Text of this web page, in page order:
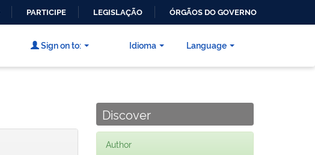
PARTICIPE LEGISLAÇÃO ÓRGÃOS DO GOVERNO
Language
Sign on to: Idioma
Discover
Author